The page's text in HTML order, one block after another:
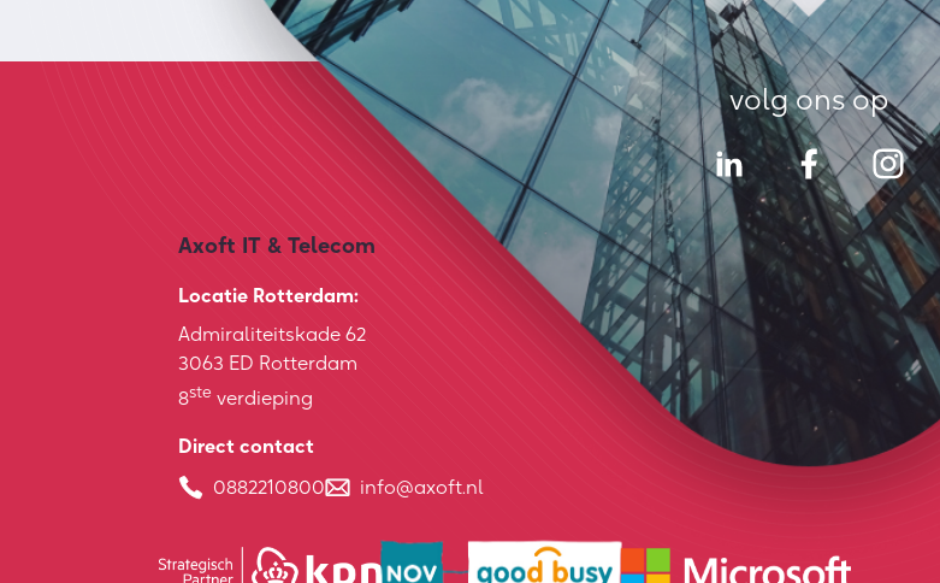
volg ons op
Axoft IT & Telecom
Locatie Rotterdam:
Admiraliteitskade 62
3063 ED Rotterdam
8ste verdieping
Direct contact
0882210800
info@axoft.nl